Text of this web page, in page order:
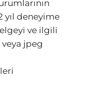
yıl deneyime
ve ilgili
jpeg